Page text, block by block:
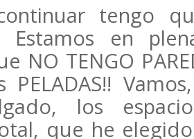
tengo
Estamos en
NO TENGO
PELADAS!!
los
que he